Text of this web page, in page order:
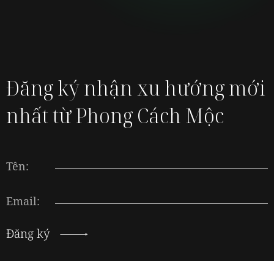
Đăng ký nhận xu hướng mới
nhất từ Phong Cách Mộc
Tên:
Email:
Đăng ký